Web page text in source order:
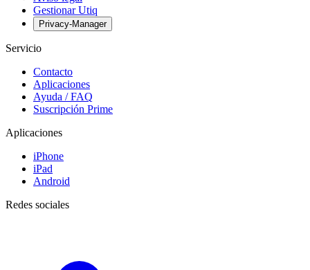
Gestionar Utiq
Privacy-Manager
Servicio
Contacto
Aplicaciones
Ayuda / FAQ
Suscripción Prime
Aplicaciones
iPhone
iPad
Android
Redes sociales